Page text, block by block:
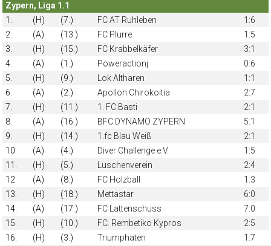
Zypern, Liga 1.1
1.
(H) (7.) FC AT Ruhleben
1:6
2.
(A) (13.) FC Plurre
1:5
3.
(H) (15.) FC Krabbelkäfer
3:1
4.
(A) (1.) Poweractionj
0:6
5.
(H) (9.) Lok Altharen
1:1
6.
(A) (2.) Apollon Chirokoitia
2:7
7.
(H) (11.) 1. FC Basti
2:1
8.
(A) (16.) BFC DYNAMO ZYPERN
5:1
9.
(H) (14.) 1.fc Blau Weiß
2:1
10.
(A) (4.) Diver Challenge e.V.
1:5
11.
(H) (5.) Luschenverein
2:4
12.
(A) (8.) FC Holzball
1:3
13.
(H) (18.) Mettastar
6:0
14.
(A) (17.) FC Lattenschuss
7:0
15.
(H) (10.) FC. Rembetiko Kypros
2:5
16.
(H) (3.) Triumphaten
1:7